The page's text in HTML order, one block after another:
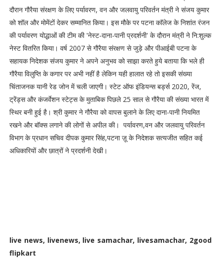
दौरान गौरैया संरक्षण के लिए पर्यावरण, वन और जलवायु परिवर्तन मंत्री ने संजय कुमार
को शॉल और मोमेंटों देकर सम्मानित किया। इस मौके पर पटना काॅलेज के निशांत रंजन
की पर्यावरण योद्धाओं की टीम की 'नेस्ट-दाना-पानी प्रदर्शनी' के दौरान मंत्री ने नि:शुल्क
नेस्ट वितरित किया। वर्ष 2007 से गौरैया संरक्षण से जुड़े और पीआईबी पटना के
सहायक निदेशक संजय कुमार ने अपने अनुभव को साझा करते हुये बताया कि भले ही
गौरैया विलुप्ति के कगार पर अभी नहीं है लेकिन यही हालात रहे तो इसकी संख्या
चिंताजनक यानी रेड जोन में चली जाएगी। स्टेट ऑफ इंडियन्स बर्ड्स 2020, रेंज,
ट्रेंड्स और कंजर्वेशन स्टेट्स के मुताबिक पिछले 25 साल से गौरैया की संख्या भारत में
स्थिर बनी हुई है। श्री कुमार ने गौरैया को वापस बुलाने के लिए दाना-पानी नियमित
रखने और बॉक्स लगाने की लोगों से अपील की। पर्यावरण,वन और जलवायु परिवर्तन
विभाग के प्रधान सचिव दीपक कुमार सिंह,पटना ज़ू के निदेशक सत्यजीत सहित कई
अधिकारियों और छात्रों ने प्रदर्शनी देखी।
live news, livenews, live samachar, livesamachar, 2good
flipkart